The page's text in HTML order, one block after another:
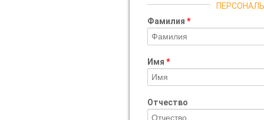
Фамилия *
Имя *
Отчество